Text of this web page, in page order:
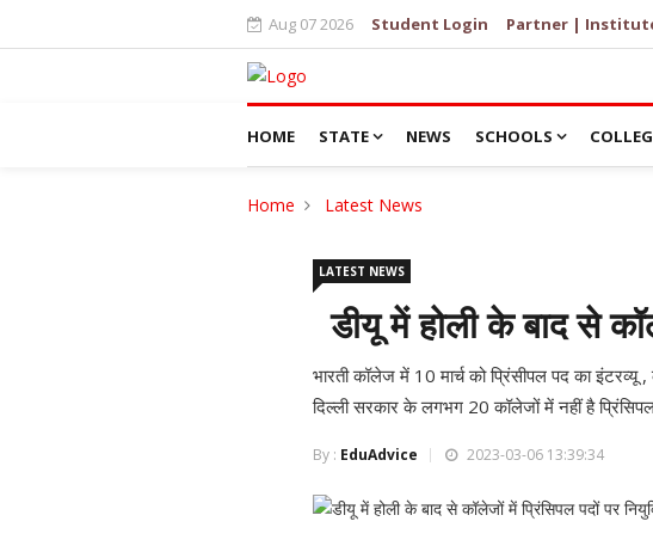
Aug 07 2026 Student Login Partner |
HOME STATE NEWS SCHOOLS
Home Latest News
LATEST NEWS
डीयू में होली के बाद से
भारती कॉलेज में 10 मार्च को प्रिंसीपल पद का
दिल्ली सरकार के लगभग 20 कॉलेजों में नहीं है
By : EduAdvice 2023-03-06 13:39:34